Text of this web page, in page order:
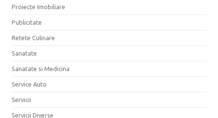
Proiecte Imobiliare
Publicitate
Retete Culinare
Sanatate
Sanatate si Medicina
Service Auto
Servicii
Servicii Diverse